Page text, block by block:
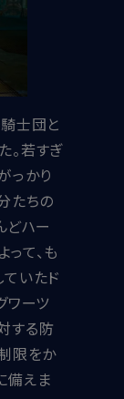
士団と
。若すぎ
っかり
たちの
どハー
て、も
いたド
ワーツ
する防
限をか
備えま